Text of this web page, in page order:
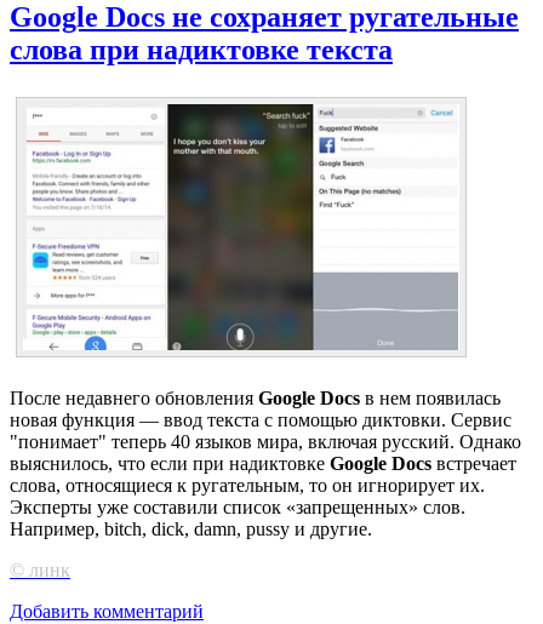
Google Docs не сохраняет ругательные
слова при надиктовке текста
После недавнего обновления Google Docs в нем появилась
новая функция — ввод текста с помощью диктовки. Сервис
"понимает" теперь 40 языков мира, включая русский. Однако
выяснилось, что если при надиктовке Google Docs встречает
слова, относящиеся к ругательным, то он игнорирует их.
Эксперты уже составили список «запрещенных» слов.
Например, bitch, dick, damn, pussy и другие.
© линк
Добавить комментарий